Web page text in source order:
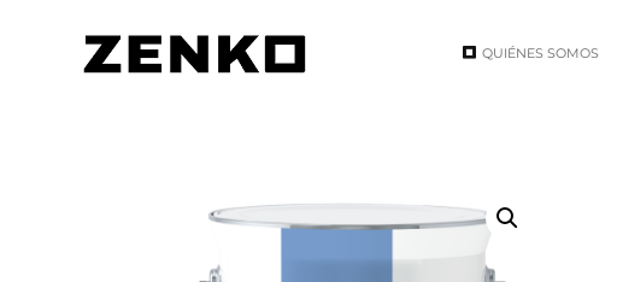
QUIÉNES SOMOS